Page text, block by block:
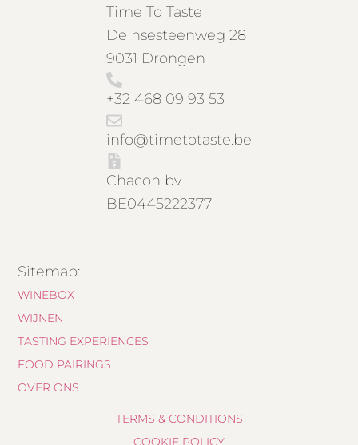
Time To Taste
Deinsesteenweg 28
9031 Drongen
+32 468 09 93 53
info@timetotaste.be
Chacon bv
BE0445222377
Sitemap:
WINEBOX
WIJNEN
TASTING EXPERIENCES
FOOD PAIRINGS
OVER ONS
TERMS & CONDITIONS
COOKIE POLICY